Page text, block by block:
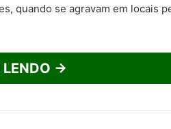
quando se agravam em locais
LENDO →